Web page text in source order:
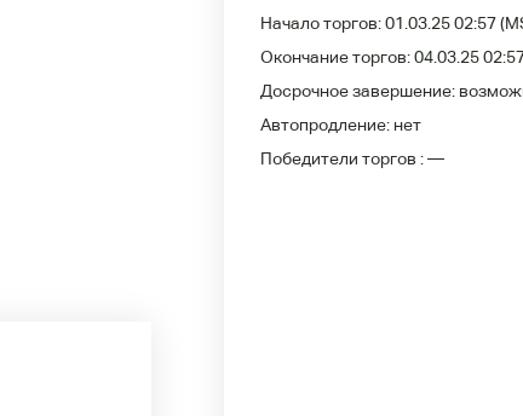
Начало торгов:01.03.25 02:57
Окончание торгов:04.03.25
Досрочное завершение:
Автопродление: нет
Победители торгов :—